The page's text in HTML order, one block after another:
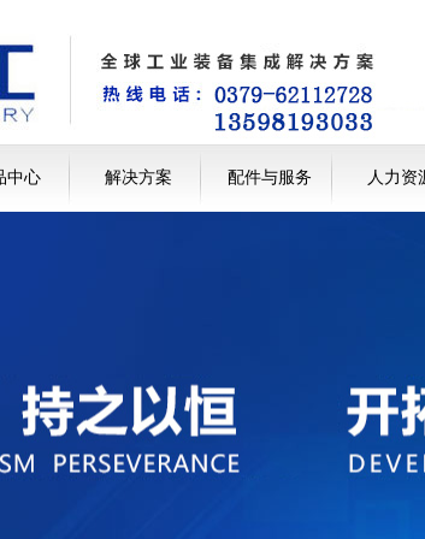
中心 解决方案 配件与服务 人力资